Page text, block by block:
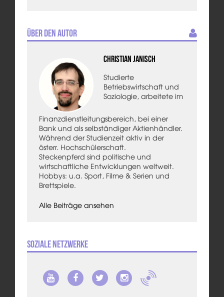
Über den Autor
Christian Janisch
Studierte
Betriebswirtschaft und
Soziologie, arbeitete im
Finanzdienstleitungsbereich, bei einer
Bank und als selbständiger Aktienhändler.
Während der Studienzeit aktiv in der
österr. Hochschülerschaft.
Steckenpferd sind politische und
wirtschaftliche Entwicklungen weltweit.
Hobbys: u.a. Sport, Filme & Serien und
Brettspiele.
Alle Beiträge ansehen
Soziale Netzwerke